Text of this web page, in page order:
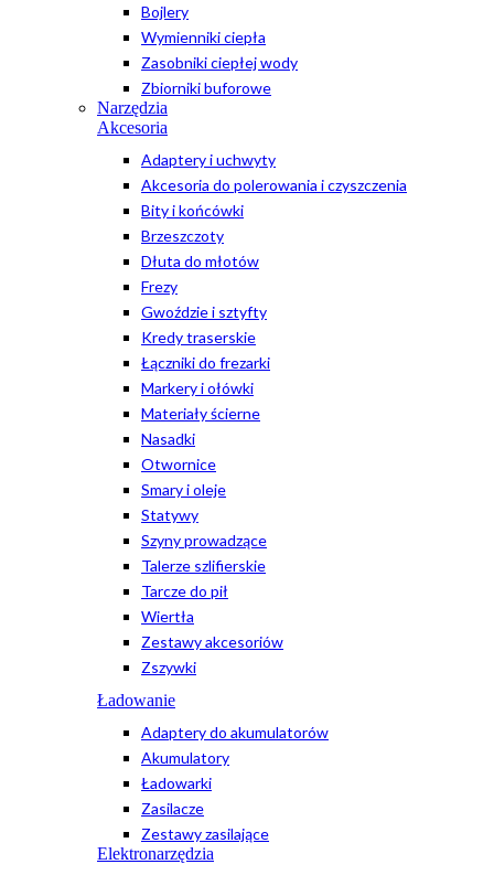
Bojlery
Wymienniki ciepła
Zasobniki ciepłej wody
Zbiorniki buforowe
Narzędzia
Akcesoria
Adaptery i uchwyty
Akcesoria do polerowania i czyszczenia
Bity i końcówki
Brzeszczoty
Dłuta do młotów
Frezy
Gwoździe i sztyfty
Kredy traserskie
Łączniki do frezarki
Markery i ołówki
Materiały ścierne
Nasadki
Otwornice
Smary i oleje
Statywy
Szyny prowadzące
Talerze szlifierskie
Tarcze do pił
Wiertła
Zestawy akcesoriów
Zszywki
Ładowanie
Adaptery do akumulatorów
Akumulatory
Ładowarki
Zasilacze
Zestawy zasilające
Elektronarzędzia